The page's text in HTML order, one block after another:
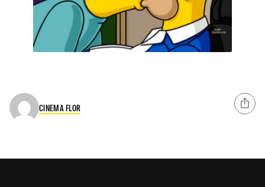
CINEMA FLOR